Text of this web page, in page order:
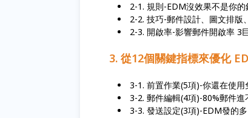
2-1. 規則-EDM沒效果不是你
2-2. 技巧-郵件設計、圖文排版
2-3. 開啟率-影響郵件開啟率 3
3. 從12個關鍵指標來優化
3-1. 前置作業(5項)-你還在使用
3-2. 郵件編輯(4項)-80%郵件進
3-3. 發送設定(3項)-EDM發的多